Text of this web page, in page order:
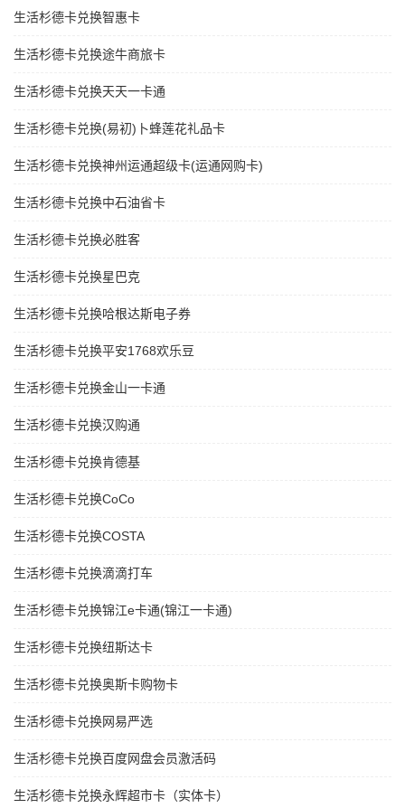
生活杉德卡兑换智惠卡
生活杉德卡兑换途牛商旅卡
生活杉德卡兑换天天一卡通
生活杉德卡兑换(易初)卜蜂莲花礼品卡
生活杉德卡兑换神州运通超级卡(运通网购卡)
生活杉德卡兑换中石油省卡
生活杉德卡兑换必胜客
生活杉德卡兑换星巴克
生活杉德卡兑换哈根达斯电子券
生活杉德卡兑换平安1768欢乐豆
生活杉德卡兑换金山一卡通
生活杉德卡兑换汉购通
生活杉德卡兑换肯德基
生活杉德卡兑换CoCo
生活杉德卡兑换COSTA
生活杉德卡兑换滴滴打车
生活杉德卡兑换锦江e卡通(锦江一卡通)
生活杉德卡兑换纽斯达卡
生活杉德卡兑换奥斯卡购物卡
生活杉德卡兑换网易严选
生活杉德卡兑换百度网盘会员激活码
生活杉德卡兑换永辉超市卡（实体卡）